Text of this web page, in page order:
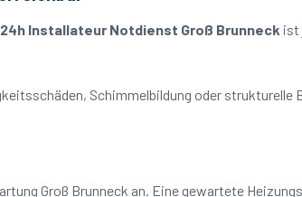
24h Installateur Notdienst Groß Brunneck ist
Schimmelbildung oder strukturelle
Groß Brunneck an. Eine gewartete